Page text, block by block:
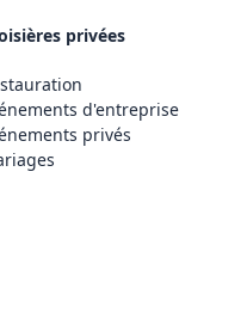
privées
d'entreprise
privés